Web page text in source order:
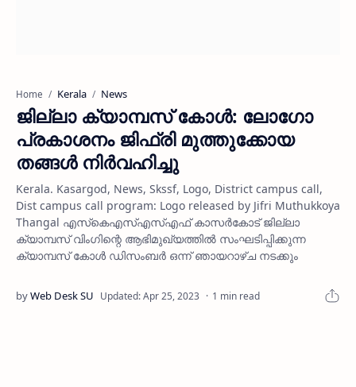
Home Kerala News
ജില്ലാ ക്യാമ്പസ് കോള്‍: ലോഗോ
പ്രകാശനം ജിഫ്രി മുത്തുക്കോയ
തങ്ങള്‍ നിര്‍വഹിച്ചു
Kerala. Kasargod, News, Skssf, Logo, District campus call,
Dist campus call program: Logo released by Jifri Muthukkoya
Thangal എസ്‌കെഎസ്എസ്എഫ് കാസര്‍കോട് ജില്ലാ
ക്യാമ്പസ് വിംഗിന്റെ ആഭിമുഖ്യത്തില്‍ സംഘടിപ്പിക്കുന്ന
ക്യാമ്പസ് കോള്‍ ഡിസംബര്‍ ഒന്ന് ഞായറാഴ്ച നടക്കും
1 min read